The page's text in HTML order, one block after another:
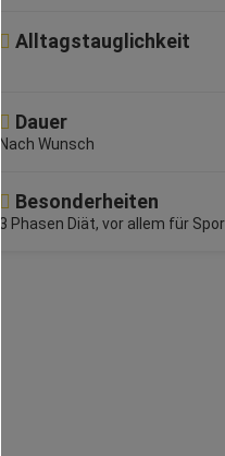
Alltagstauglichkeit
Dauer
Nach Wunsch
Besonderheiten
3 Phasen Diät, vor allem für